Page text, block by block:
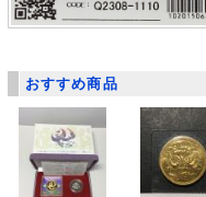
おすすめ商品